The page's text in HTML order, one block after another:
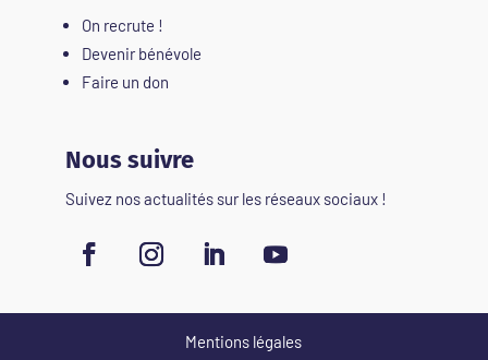
On recrute !
Devenir bénévole
Faire un don
Nous suivre
Suivez nos actualités sur les réseaux sociaux !
Mentions légales